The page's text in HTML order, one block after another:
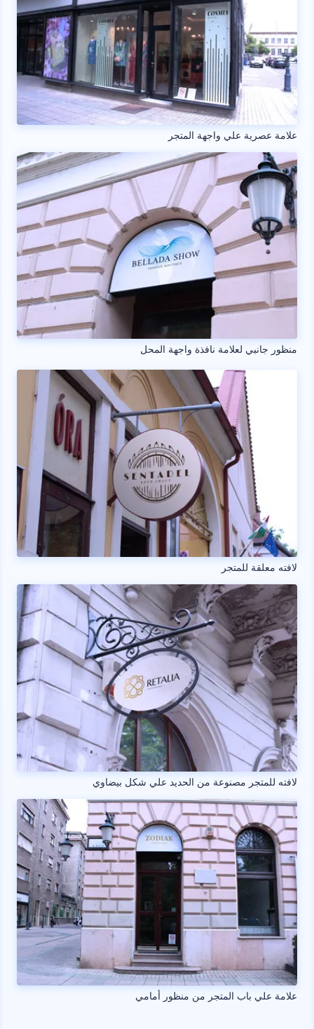
علامة عصرية علي واجهة المتجر
منظور جانبي لعلامة نافذة واجهة المحل
لافته معلقة للمتجر
لافته للمتجر مصنوعة من الحديد علي شكل بيضاوي
علامة علي باب المتجر من منظور أمامي